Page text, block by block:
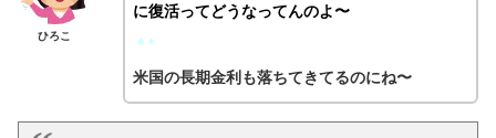
ひろこ
に復活ってどうなってんのよ〜
＊*
米国の長期金利も落ちてきてるのにね〜